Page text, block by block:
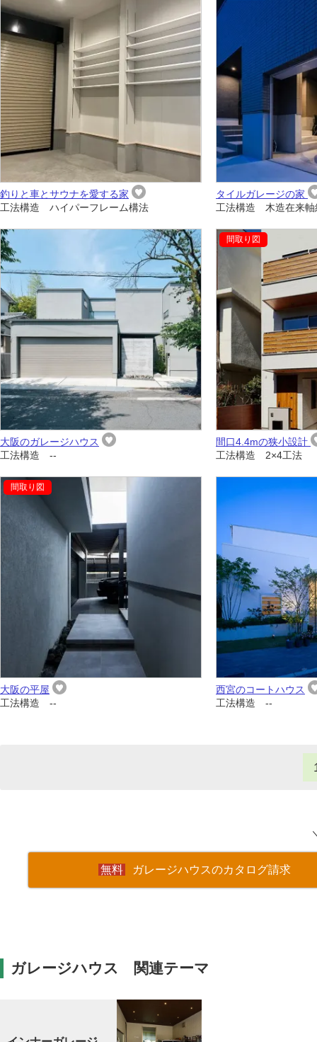
釣りと車とサウナを愛する家
工法構造 ハイパーフレーム構法
タイルガレージの家
工法構造 木造在来軸
大阪のガレージハウス
工法構造 --
間口4.4mの狭小設計
工法構造 2×4工法
大阪の平屋
工法構造 --
西宮のコートハウス
工法構造 --
ガレージハウスのカタログ請求
ガレージハウス 関連テーマ